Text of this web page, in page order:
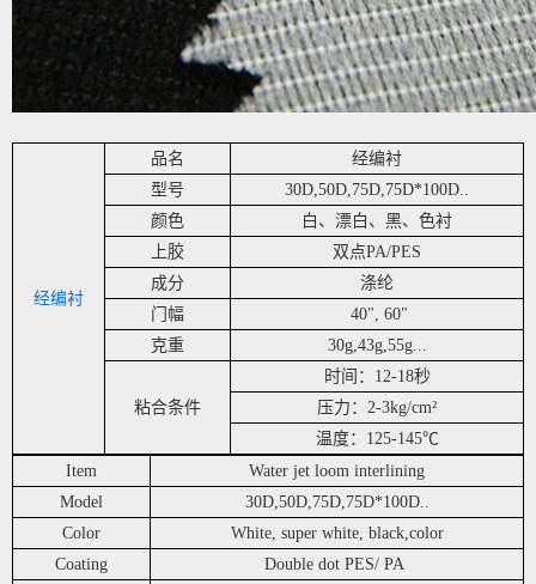
经编衬
品名
经编衬
型号
30D,50D,75D,75D*100D..
颜色
白、漂白、黑、色衬
上胶
双点PA/PES
成分
涤纶
门幅
40", 60"
克重
30g,43g,55g...
粘合条件
时间：12-18秒
压力：2-3kg/cm²
温度：125-145℃
Item
Water jet loom interlining
Model
30D,50D,75D,75D*100D..
Color
White, super white, black,color
Coating
Double dot PES/ PA